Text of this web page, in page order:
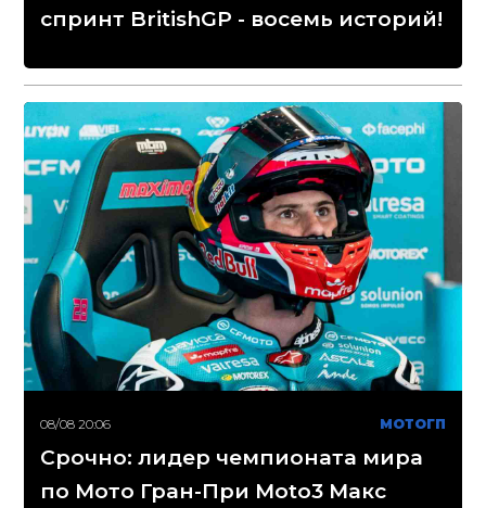
спринт BritishGP - восемь историй!
08/08 20:06 МОТОГП
Срочно: лидер чемпионата мира
по Мото Гран-При Moto3 Макс